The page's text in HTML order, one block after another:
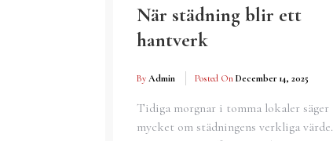
När städning blir ett
hantverk
ByAdmin Posted OnDecember 14, 2025
Tidiga morgnar i tomma lokaler säger
mycket om städningens verkliga värde.